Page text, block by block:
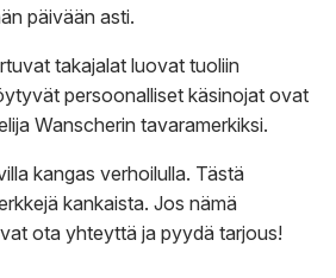
päivään asti.
takajalat luovat tuoliin
persoonalliset käsinojat ovat
Wanscherin tavaramerkiksi.
kangas verhoilulla. Tästä
kankaista. Jos nämä
ota yhteyttä ja pyydä tarjous!